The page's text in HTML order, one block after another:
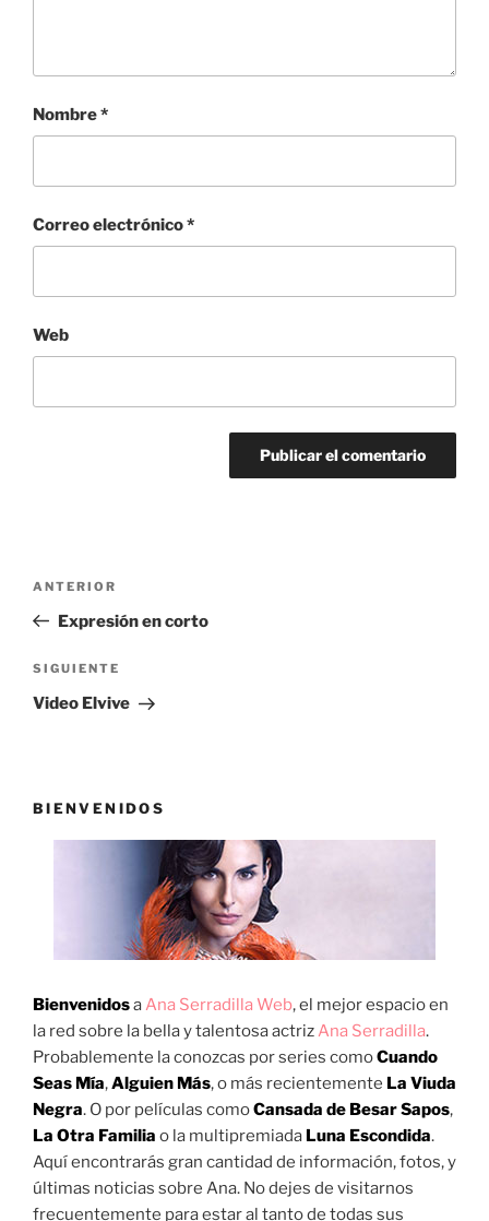
Nombre*
Correo electrónico*
Web
entradas
Entrada
anterior:
ANTERIOR
Expresión en corto
Siguiente
entrada
SIGUIENTE
Video Elvive
BIENVENIDOS
BienvenidosaAna Serradilla Web, el mejor espacio en
la red sobre la bella y talentosa actrizAna Serradilla.
Probablemente la conozcas por series comoCuando
Seas Mía,Alguien Más, o más recientemente La Viuda
Negra. O por películas comoCansada de Besar Sapos,
La Otra Familia o la multipremiada Luna Escondida.
Aquí encontrarás gran cantidad de información, fotos, y
últimas noticias sobre Ana. No dejes de visitarnos
frecuentemente para estar al tanto de todas sus